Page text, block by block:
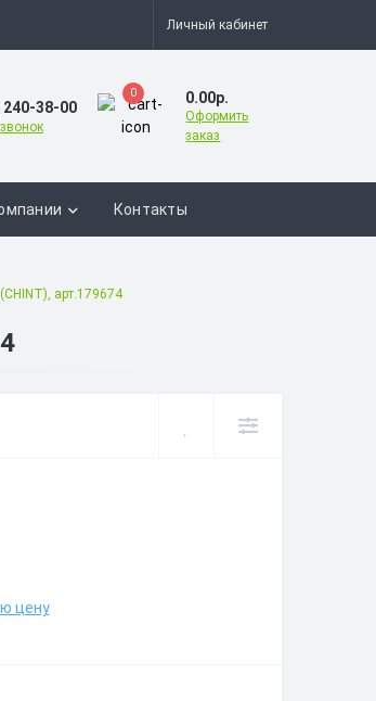
Личный кабинет
240-38-00
0 0.00р.
Оформить
заказ
Контакты
арт.179674
цену